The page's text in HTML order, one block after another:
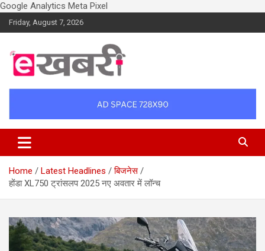
Google Analytics Meta Pixel
Skip
to
Friday, August 7, 2026
Ekhabri.com
Home Latest Headlines
बिजनेस
होंडा XL750 ट्रांसलप 2025 नए अवतार में लॉन्च